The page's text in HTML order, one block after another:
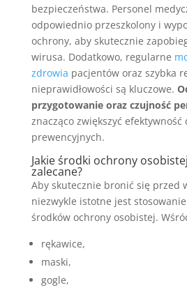
bezpieczeństwa. Personel
odpowiednio przeszkolony i
ochrony, aby skutecznie
wirusa. Dodatkowo, regularne
zdrowia pacjentów oraz szybka
nieprawidłowości są kluczowe.
przygotowanie oraz czujność
znacząco zwiększyć efektywność
prewencyjnych.
Jakie środki ochrony
zalecane?
Aby skutecznie bronić się przed
niezwykle istotne jest
środków ochrony osobistej.
rękawice,
maski,
gogle,